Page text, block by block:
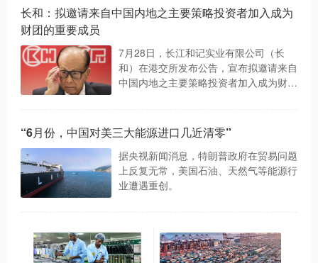
长和：拟邀请来自中国内地之主要策略投资者加入成为
财团的重要成员
7月28日，长江和记实业有限公司（长
和）在港交所发布公告，宣布拟邀请来自
中国内地之主要策略投资者加入成为财团
“6月份，中国对美三大能源进口几近清零”
据央视新闻消息，特朗普政府在贸易问题
上反复无常，美国石油、天然气等能源行
业遭遇重创。